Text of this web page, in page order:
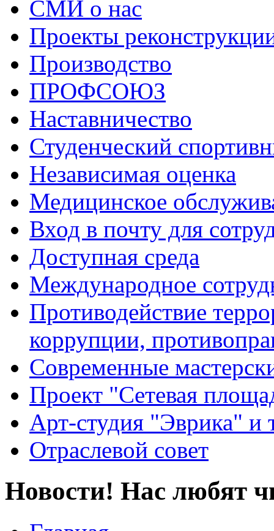
СМИ о нас
Проекты
Производство
ПРОФСОЮЗ
Наставничество
Студенческий
Независимая оценка
Медицинское
Вход в почту для
Доступная среда
Международное
Противодействие
коррупции,
Современные
Проект "Сетевая
Арт-студия "Эврика" и
Отраслевой совет
Новости! Нас любят